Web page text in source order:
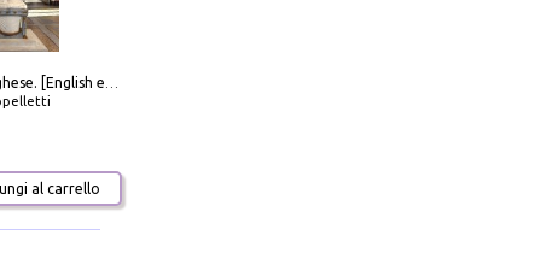
Galleria Borghese. [English edition]
al carrello